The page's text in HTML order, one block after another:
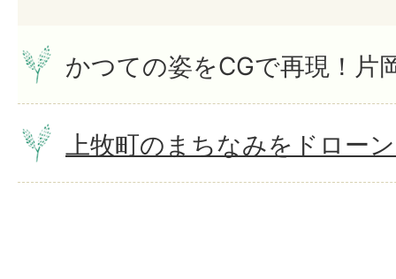
かつての姿をCGで再現！片
上牧町のまちなみをドロー